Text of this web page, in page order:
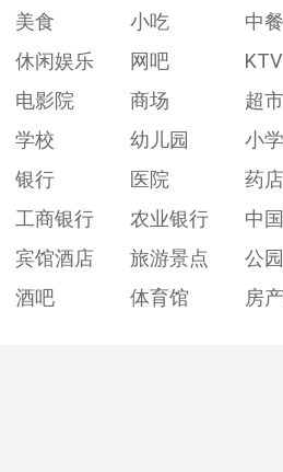
美食 小吃 中
休闲娱乐
网吧 KTV
电影院
商场 超市
学校
幼儿园 小学
银行
医院 药店
工商银行
农业银行 中
宾馆酒店
旅游景点 公园
酒吧
体育馆 房